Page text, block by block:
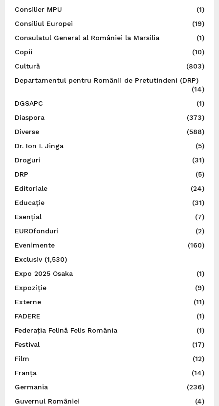
Consilier MPU
(1)
Consiliul Europei
(19)
Consulatul General al României la Marsilia
(1)
Copii
(10)
Cultură
(803)
Departamentul pentru Românii de Pretutindeni (DRP)
(14)
DGSAPC
(1)
Diaspora
(373)
Diverse
(588)
Dr. Ion I. Jinga
(5)
Droguri
(31)
DRP
(5)
Editoriale
(24)
Educație
(31)
Esențial
(7)
EUROfonduri
(2)
Evenimente
(160)
Exclusiv(1,530)
Expo 2025 Osaka
(1)
Expoziție
(9)
Externe
(11)
FADERE
(1)
Federația Felină Felis România
(1)
Festival
(17)
Film
(12)
Franța
(14)
Germania
(236)
Guvernul României
(4)